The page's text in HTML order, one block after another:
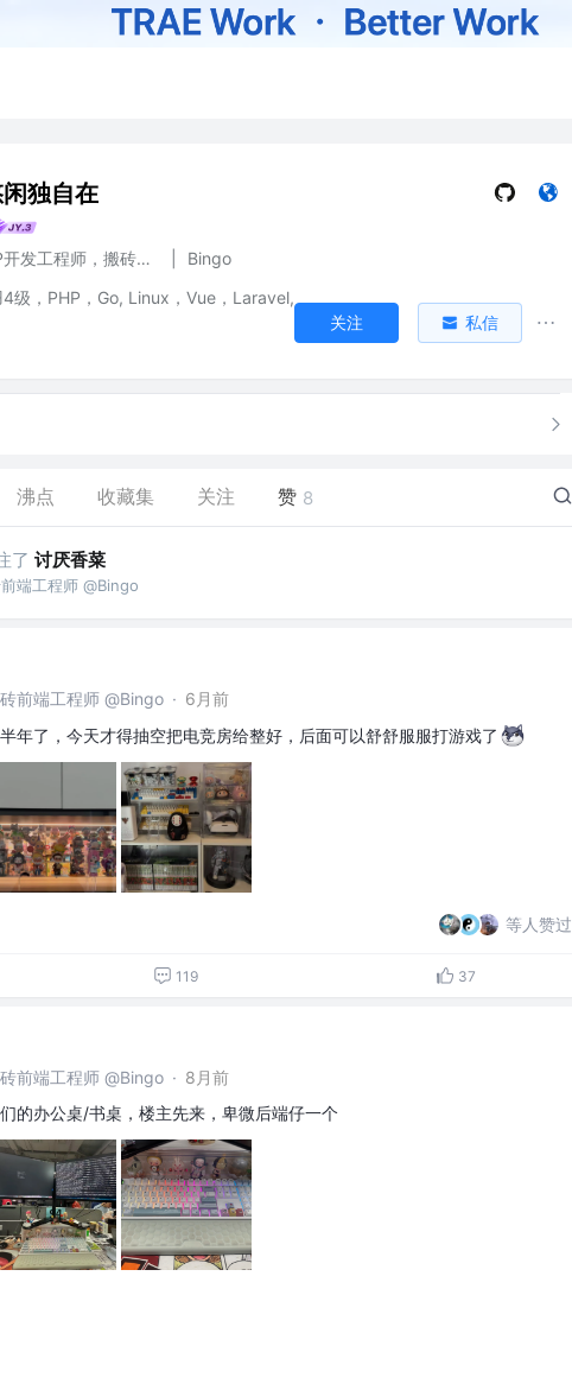
独自在
PHP开发工程师，搬砖前端工程师
Bingo
4级，PHP，Go, Linux，Vue，Laravel,
关注 私信
沸点 收藏集 关注 赞 8
了 讨厌香菜
端工程师 @Bingo
前端工程师 @Bingo · 6月前
年了，今天才得抽空把电竞房给整好，后面可以舒舒服服打游戏了
等人赞过
119 37
前端工程师 @Bingo · 8月前
的办公桌/书桌，楼主先来，卑微后端仔一个